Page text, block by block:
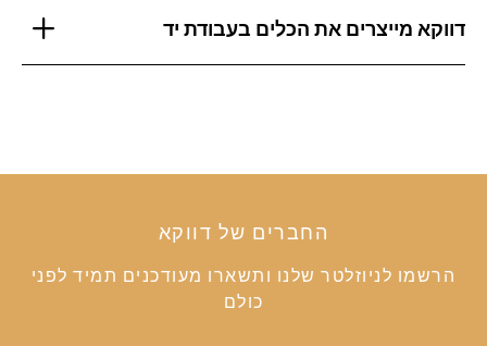
דווקא מייצרים את הכלים בעבודת יד
החברים של דווקא
הרשמו לניוזלטר שלנו ותשארו מעודכנים תמיד לפני
כולם